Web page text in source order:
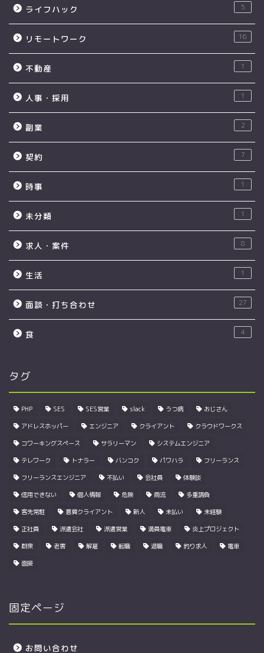
ライフハック 5
リモートワーク 16
不動産 1
人事・採用 1
副業 2
契約 7
時事 1
未分類 1
求人・案件 8
生活 1
面談・打ち合わせ 27
食 4
タグ
PHP SES SES営業 slack うつ病 おじさん
アドレスホッパー エンジニア クライアント クラウドワークス
コワーキングスペース サラリーマン システムエンジニア
テレワーク トナラー バンコク パワハラ フリーランス
フリーランスエンジニア 不払い 会社員 体験談
信用できない 個人情報 危険 商流 多重請負
客先常駐 悪質クライアント 新人 未払い 未経験
正社員 派遣会社 派遣営業 満員電車 炎上プロジェクト
群衆 老害 解雇 転職 退職 釣り求人 電車
面接
固定ページ
お問い合わせ